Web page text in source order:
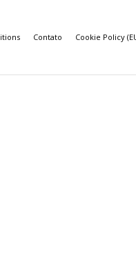
Contato Cookie Policy